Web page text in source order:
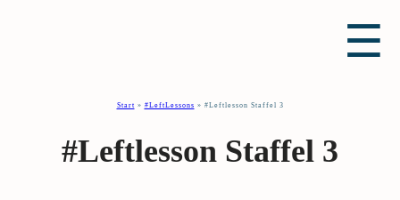
☰
Start » #LeftLessons » #Leftlesson Staffel 3
#Leftlesson Staffel 3